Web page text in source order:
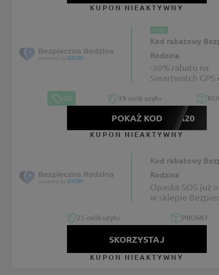
KUPON NIEAKTYWNY
KOD
Kod rabatowy
Rodzina
-20% rabatu na
Smartwatch GPS
Bezpieczna
-20 39 osób użyło
POKAŻ KOD ZIMA20
KUPON NIEAKTYWNY
Kod rabatowy
Rodzina
Opaska SOS już
w sklepie
25 osób użyło PROMO
SKORZYSTAJ
KUPON NIEAKTYWNY